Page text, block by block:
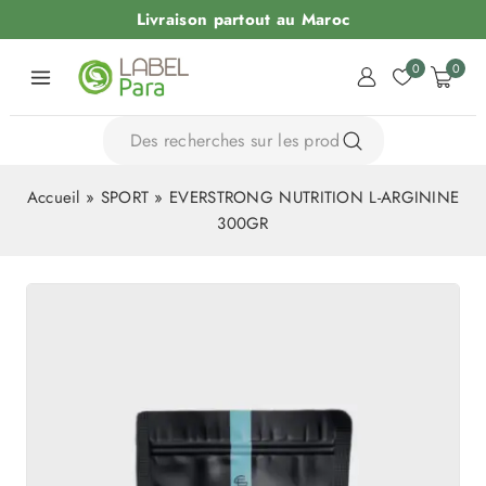
Livraison partout au Maroc
0 0
Accueil » SPORT » EVERSTRONG NUTRITION L-ARGININE
300GR